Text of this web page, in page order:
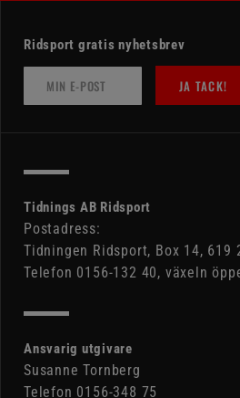
Ridsport gratis nyhetsbrev
JA TACK!
Tidnings AB Ridsport
Postadress:
Tidningen Ridsport, Box 14, 619
Telefon 0156-132 40, växeln
Ansvarig utgivare
Susanne Tornberg
Telefon 0156-348 75